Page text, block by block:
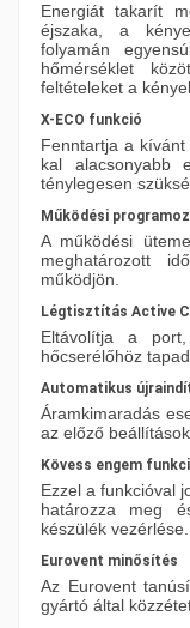
Energiát takarít
éjszaka, a
folyamán
hőmérséklet
feltételeket a
X-ECO funkció
Fenntartja a
kal alacsonyabb
ténylegesen
Működési
A működési
meghatározott
működjön.
Légtisztítás Active
Eltávolítja a
hőcserélőhöz
Automatikus
Áramkimaradás
az előző
Kövess engem
Ezzel a funkcióval
határozza meg
készülék vezérlése.
Eurovent minősítés
Az Eurovent
gyártó által